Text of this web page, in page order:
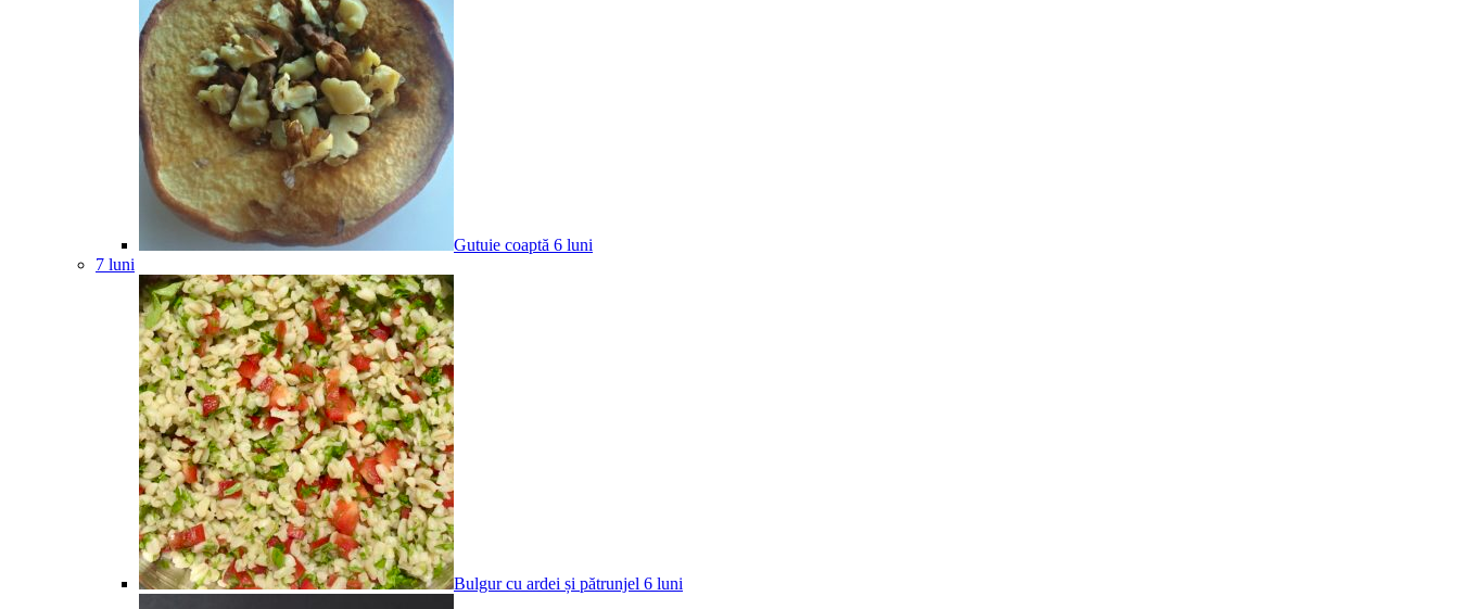
Gutuie coaptă 6 luni
7 luni
Bulgur cu ardei și pătrunjel 6 luni